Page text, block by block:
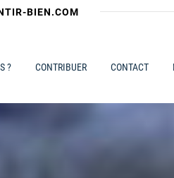
BIEN.COM
? CONTRIBUER CONTACT